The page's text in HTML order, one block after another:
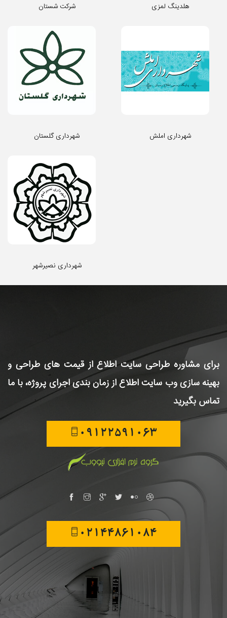
شرکت شستان هلدینگ لمزی
شهرداری گلستان شهرداری املش
شهرداری نصیرشهر
برای مشاوره طراحی سایتاطلاع از قیمت های طراحی و
بهینه سازی وب سایتاطلاع از زمان بندی اجرای پروژه، با ما
تماس بگیرید
09122591063
02144861084